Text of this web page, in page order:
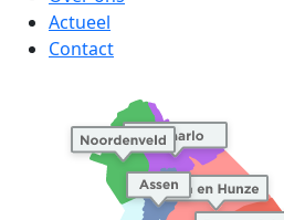
Actueel
Contact